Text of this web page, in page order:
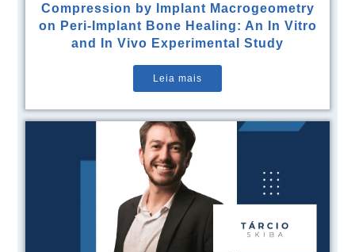
Compression by Implant Macrogeometry
on Peri-Implant Bone Healing: An In Vitro
and In Vivo Experimental Study
Leia mais